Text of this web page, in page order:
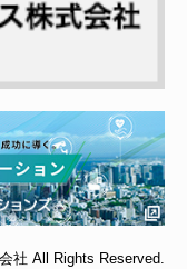
社 All Rights Reserved.